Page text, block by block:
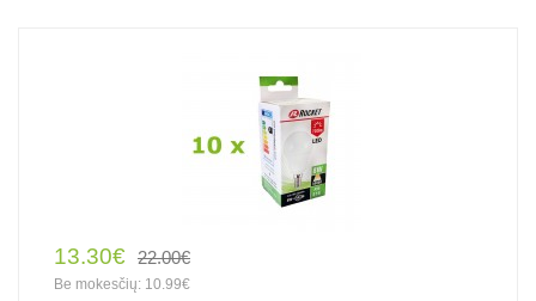
13.30€ 22.00€
Be mokesčių: 10.99€